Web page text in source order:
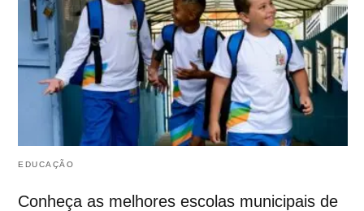
EDUCAÇÃO
Conheça as melhores escolas municipais de